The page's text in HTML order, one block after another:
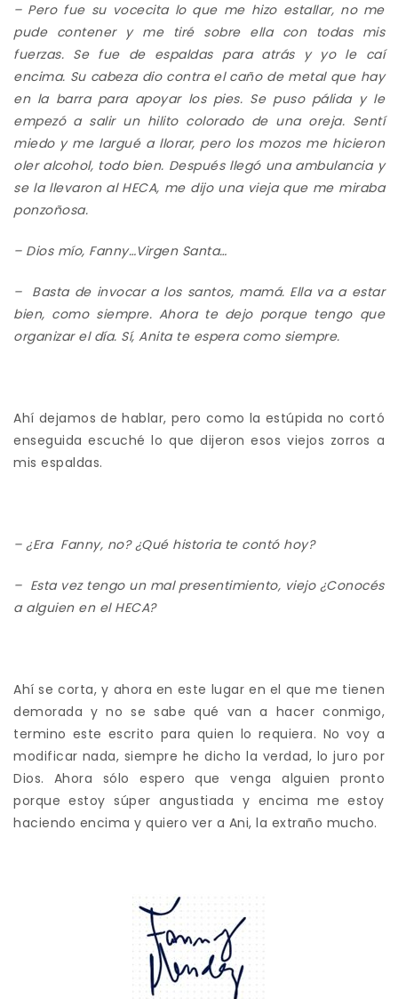
– Pero fue su vocecita lo que me hizo estallar, no me
pude contener y me tiré sobre ella con todas mis
fuerzas. Se fue de espaldas para atrás y yo le caí
encima. Su cabeza dio contra el caño de metalque hay
en la barrapara apoyar los pies. Se puso pálida y le
empezó a salir un hilito colorado de una oreja. Sentí
miedo y me largué a llorar, pero los mozos me hicieron
oler alcohol, todo bien. Después llegó una ambulancia y
se la llevaron al HECA, me dijo una vieja que me miraba
ponzoñosa.
– Dios mío, Fanny…Virgen Santa…
– Basta de invocar a los santos, mamá. Ellava a estar
bien, como siempre. Ahora te dejo porque tengo que
organizar el día. Sí, Anita te espera como siempre.
Ahí dejamos de hablar, pero como la estúpida no cortó
enseguida escuché lo que dijeron esos viejos zorros a
mis espaldas.
– ¿Era Fanny, no? ¿Qué historia te contó hoy?
– Esta vez tengo un mal presentimiento, viejo ¿Conocés
a alguien en el HECA?
Ahí se corta, y ahora en este lugar en el que me tienen
demorada y no se sabe qué van a hacer conmigo,
termino este escrito para quien lo requiera. No voy a
modificar nada, siempre he dicho la verdad, lo juro por
Dios. Ahora sólo espero que venga alguien pronto
porque estoy súper angustiada y encima me estoy
haciendo encima y quiero ver a Ani, la extraño mucho.